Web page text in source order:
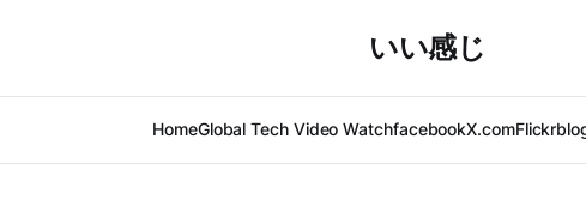
いい感じ
HomeGlobal Tech Video WatchfacebookX.comFlickr